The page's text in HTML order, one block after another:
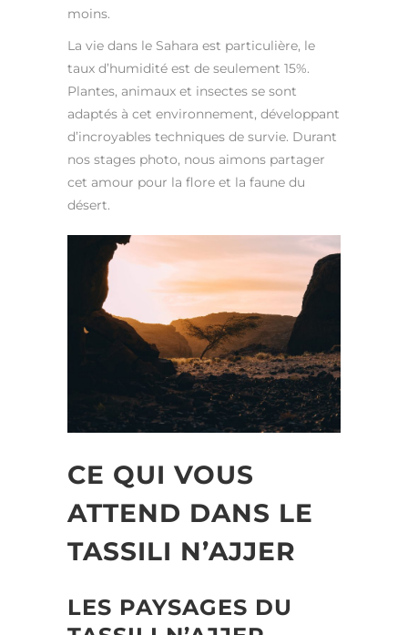
moins.
La vie dans le Sahara est particulière, le
taux d’humidité est de seulement 15%.
Plantes, animaux et insectes se sont
adaptés à cet environnement, développant
d’incroyables techniques de survie. Durant
nos stages photo, nous aimons partager
cet amour pour la flore et la faune du
désert.
CE QUI VOUS
ATTEND DANS LE
TASSILI N’AJJER
LES PAYSAGES DU